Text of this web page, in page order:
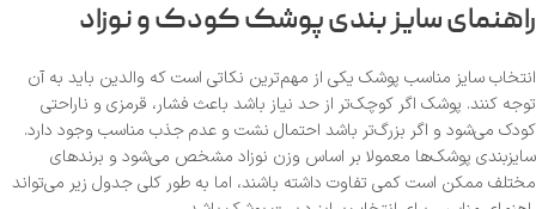
راهنمای سایز بندی پوشک کودک و نوزاد
انتخاب سایز مناسب پوشک یکی از مهم‌ترین نکاتی است که والدین باید به آن
توجه کنند. پوشک اگر کوچک‌تر از حد نیاز باشد باعث فشار، قرمزی و ناراحتی
کودک می‌شود و اگر بزرگ‌تر باشد احتمال نشت و عدم جذب مناسب وجود دارد.
سایزبندی پوشک‌ها معمولا بر اساس وزن نوزاد مشخص می‌شود و برندهای
مختلف ممکن است کمی تفاوت داشته باشند، اما به طور کلی جدول زیر می‌تواند